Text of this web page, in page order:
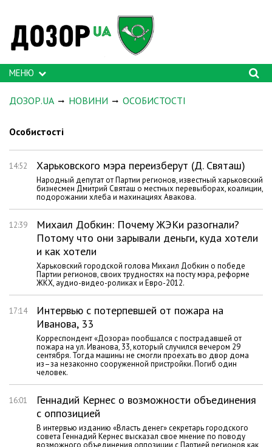
МЕНЮ
ДОЗОР.UA НОВИНИ ОСОБИСТОСТІ
Особистості
14:52 Харьковского мэра переизберут (Д. Святаш)
Народный депутат от Партии регионов, известный харьковский
бизнесмен Дмитрий Святаш о местных перевыборах, коалиции,
подорожании хлеба и махинациях Авакова.
12:39
Михаил Добкин: Почему ЖЭКи разогнали?
Потому что они зарывали деньги, куда хотели
и как хотели
Харьковский городской голова Михаил Добкин о победе
Партии регионов, своих трудностях на посту мэра, реформе
ЖКХ, аудио-видео-роликах и Евро-2012.
17:14
Интервью с потерпевшей от пожара на
Иванова, 33
Корреспондент «Дозора» пообщался с пострадавшей от
пожара на ул. Иванова, 33, который случился вечером 29
сентября. Тогда машины не смогли проехать во двор дома
из–за незаконно сооруженной пристройки. Погиб один
человек.
16:01
Геннадий Кернес о возможности объединения
с оппозицией
В интервью изданию «Власть денег» секретарь городского
совета Геннадий Кернес высказал свое мнение по поводу
возможного объединения оппозиции с Партией регионов как